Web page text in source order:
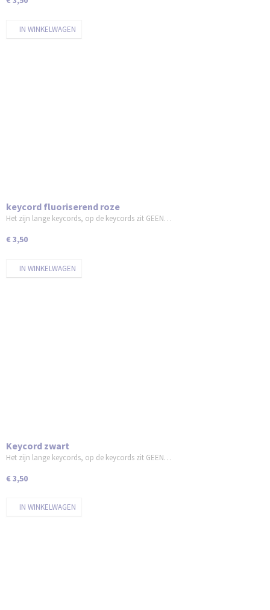
IN WINKELWAGEN
keycord fluoriserend roze
Het zijn lange keycords, op de keycords zit GEEN…
€ 3,50
IN WINKELWAGEN
Keycord zwart
Het zijn lange keycords, op de keycords zit GEEN…
€ 3,50
IN WINKELWAGEN